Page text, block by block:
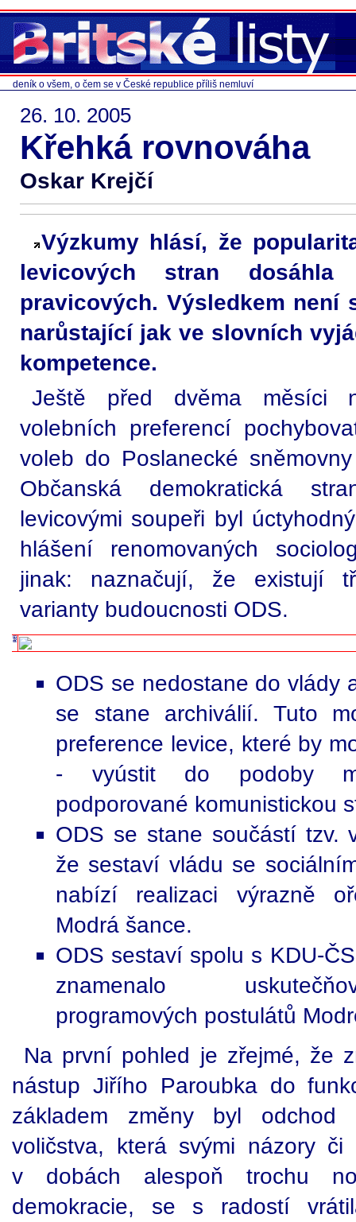
deník o všem, o čem se v České republice příliš nemluví
26. 10. 2005
Křehká rovnováha
Oskar Krejčí
Výzkumy hlásí, že
levicových stran
pravicových. Výsledkem není
narůstající jak ve slovních
kompetence.
Ještě před dvěma měsíci
volebních preferencí
voleb do Poslanecké
Občanská demokratická
levicovými soupeři byl
hlášení renomovaných
jinak: naznačují, že existují
varianty budoucnosti ODS.
ODS se nedostane do vlády
se stane archiválií. Tuto
preference levice, které by
- vyústit do podoby
podporované komunistickou
ODS se stane součástí tzv.
že sestaví vládu se
nabízí realizaci výrazně
Modrá šance.
ODS sestaví spolu s KDU-
znamenalo
programových postulátů
Na první pohled je zřejmé, že
nástup Jiřího Paroubka do
základem změny byl odchod
voličstva, která svými názory
v dobách alespoň trochu
demokracie, se s radostí